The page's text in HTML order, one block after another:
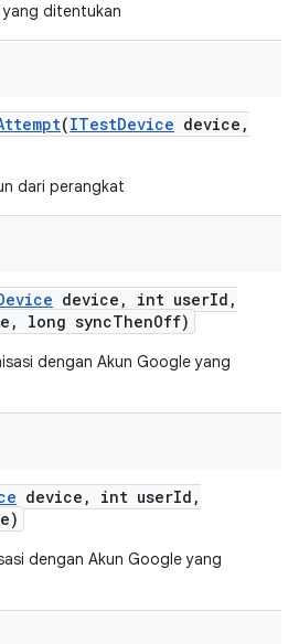
ditentukan
(ITestDevice device ,
dari perangkat
device , int userId ,
, long syncThenOff)
dengan Akun Google yang
device , int userId ,
dengan Akun Google yang